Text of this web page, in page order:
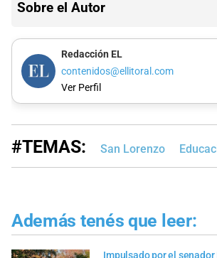
Sobre el Autor
Redacción EL
contenidos@ellitoral.com
Ver Perfil
#TEMAS: San Lorenzo
Además tenés que leer: